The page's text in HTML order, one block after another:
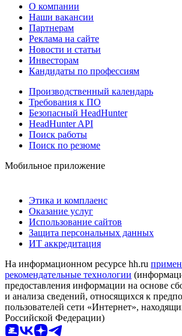
О компании
Наши вакансии
Партнерам
Реклама на сайте
Новости и статьи
Инвесторам
Кандидаты по профессиям
Производственный календарь
Требования к ПО
Безопасный HeadHunter
HeadHunter API
Поиск работы
Поиск по резюме
Мобильное приложение
Этика и комплаенс
Оказание услуг
Использование сайтов
Защита персональных данных
ИТ аккредитация
На информационном ресурсе hh.ru
рекомендательные технологии
предоставления информации на основе
и анализа сведений, относящихся к
пользователей сети «Интернет»,
Российской Федерации)